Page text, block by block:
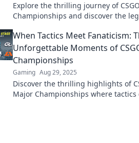
Explore the thrilling journey of
Championships and discover the
define esports glory!
When Tactics Meet Fanaticism:
Unforgettable Moments of
Championships
Gaming Aug 29, 2025
Discover the thrilling highlights of
Major Championships where tactics